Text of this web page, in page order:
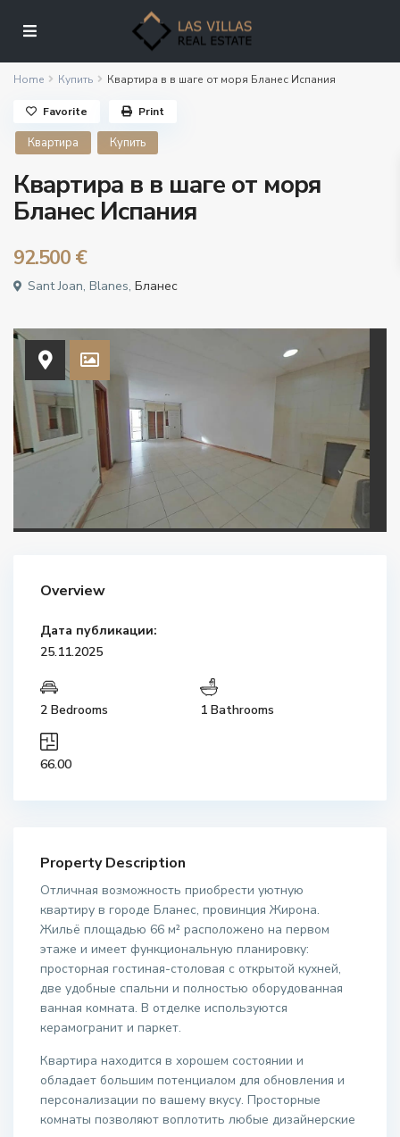
Home Купить Квартира в в шаге от моря Бланес Испания
Квартира Купить
Квартира в в шаге от моря
Бланес Испания
92.500 €
Sant Joan, Blanes,Бланес
Favorite Print
Overview
Дата публикации:
25.11.2025
2 Bedrooms 1 Bathrooms
66.00
Property Description
Отличная возможность приобрести уютную
квартиру в городе Бланес, провинция Жирона.
Жильё площадью 66 м² расположено на первом
этаже и имеет функциональную планировку:
просторная гостиная-столовая с открытой кухней,
две удобные спальни и полностью оборудованная
ванная комната. В отделке используются
керамогранит и паркет.
Квартира находится в хорошем состоянии и
обладает большим потенциалом для обновления и
персонализации по вашему вкусу. Просторные
комнаты позволяют воплотить любые дизайнерские